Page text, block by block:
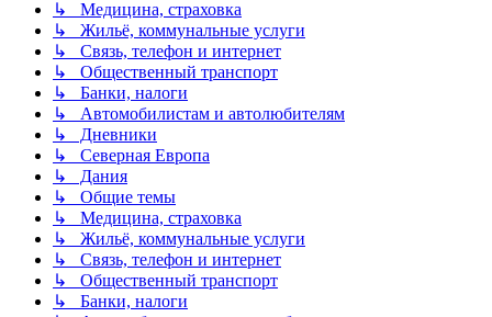
↳ Медицина, страховка
↳ Жильё, коммунальные услуги
↳ Связь, телефон и интернет
↳ Общественный транспорт
↳ Банки, налоги
↳ Автомобилистам и автолюбителям
↳ Дневники
↳ Северная Европа
↳ Дания
↳ Общие темы
↳ Медицина, страховка
↳ Жильё, коммунальные услуги
↳ Связь, телефон и интернет
↳ Общественный транспорт
↳ Банки, налоги